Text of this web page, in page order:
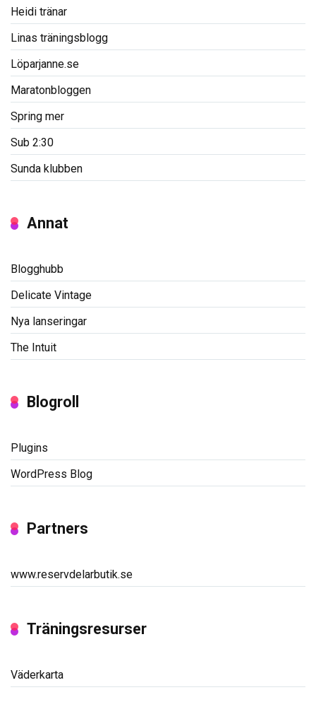
Heidi tränar
Linas träningsblogg
Löparjanne.se
Maratonbloggen
Spring mer
Sub 2:30
Sunda klubben
Annat
Blogghubb
Delicate Vintage
Nya lanseringar
The Intuit
Blogroll
Plugins
WordPress Blog
Partners
www.reservdelarbutik.se
Träningsresurser
Väderkarta